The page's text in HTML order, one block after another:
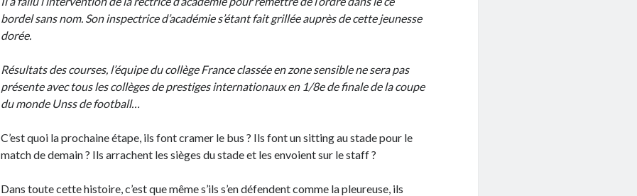
bordel sans nom. Son inspectrice d’académie s’étant fait grillée auprès de cette jeunesse
dorée.
Résultats des courses, l’équipe du collège France classée en zone sensible ne sera pas
présente avec tous les collèges de prestiges internationaux en 1/8e de finale de la coupe
du monde Unss de football…
C’est quoi la prochaine étape, ils font cramer le bus ? Ils font un sitting au stade pour le
match de demain ? Ils arrachent les sièges du stade et les envoient sur le staff ?
Dans toute cette histoire, c’est que même s’ils s’en défendent comme la pleureuse, ils